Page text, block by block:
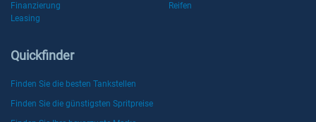
Finanzierung
Reifen
Leasing
Quickfinder
Finden Sie die besten Tankstellen
Finden Sie die günstigsten Spritpreise